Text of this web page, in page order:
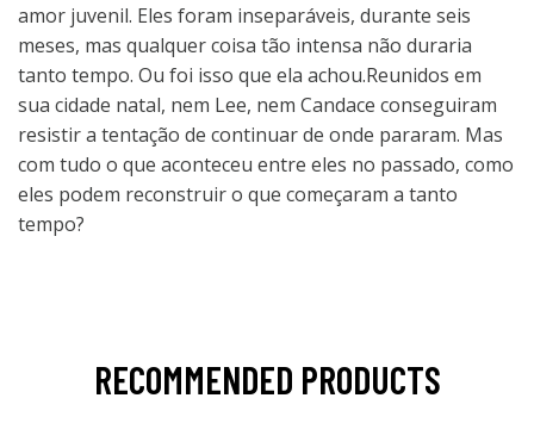
amor juvenil. Eles foram inseparáveis, durante seis
meses, mas qualquer coisa tão intensa não duraria
tanto tempo. Ou foi isso que ela achou.Reunidos em
sua cidade natal, nem Lee, nem Candace conseguiram
resistir a tentação de continuar de onde pararam. Mas
com tudo o que aconteceu entre eles no passado, como
eles podem reconstruir o que começaram a tanto
tempo?
RECOMMENDED PRODUCTS